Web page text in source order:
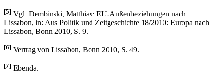
[5] Vgl. Dembinski, Matthias: EU-Außenbeziehungen nach
Lissabon, in: Aus Politik und Zeitgeschichte 18/2010: Europa nach
Lissabon, Bonn 2010, S. 9.
[6] Vertrag von Lissabon, Bonn 2010, S. 49.
[7] Ebenda.